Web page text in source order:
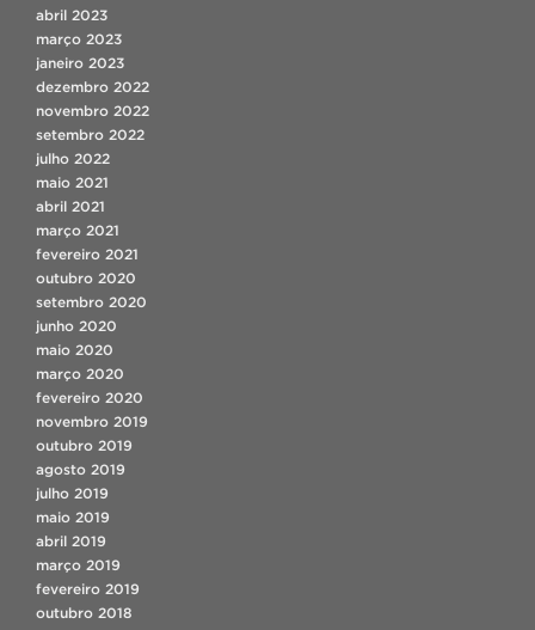
abril 2023
março 2023
janeiro 2023
dezembro 2022
novembro 2022
setembro 2022
julho 2022
maio 2021
abril 2021
março 2021
fevereiro 2021
outubro 2020
setembro 2020
junho 2020
maio 2020
março 2020
fevereiro 2020
novembro 2019
outubro 2019
agosto 2019
julho 2019
maio 2019
abril 2019
março 2019
fevereiro 2019
outubro 2018